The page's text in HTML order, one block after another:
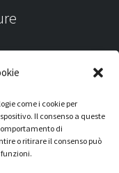
come i cookie per
Il consenso a queste
di
o ritirare il consenso può